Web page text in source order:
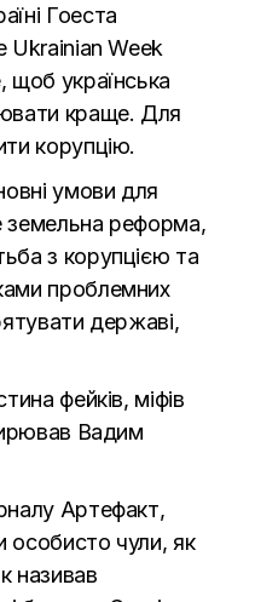
Гоеста
Ukrainian Week
українська
краще. Для
корупцію.
умови для
земельна реформа,
з корупцією та
проблемних
державі,
фейків, міфів
Вадим
Артефакт,
чули, як
називав